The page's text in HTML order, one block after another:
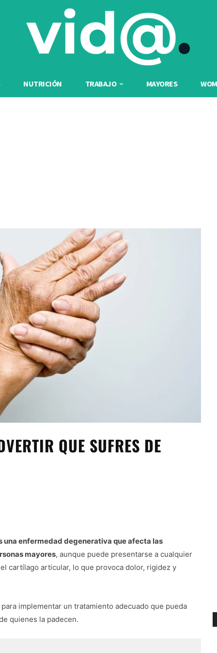
NUTRICIÓN TRABAJO MAYORES
QUE SUFRES DE
enfermedad degenerativa que afecta las
mayores, aunque puede presentarse a cualquier
cartílago articular, lo que provoca dolor, rigidez y
implementar un tratamiento adecuado que pueda
quienes la padecen.